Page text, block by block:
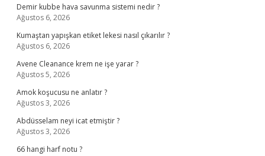
Demir kubbe hava savunma sistemi nedir ?
Ağustos 6, 2026
Kumaştan yapışkan etiket lekesi nasıl çıkarılır ?
Ağustos 6, 2026
Avene Cleanance krem ne işe yarar ?
Ağustos 5, 2026
Amok koşucusu ne anlatır ?
Ağustos 3, 2026
Abdüsselam neyi icat etmiştir ?
Ağustos 3, 2026
66 hangi harf notu ?